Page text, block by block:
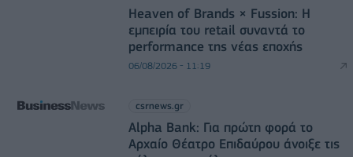
Heaven of Brands × Fussion: Η
εμπειρία του retail συναντά το
performance της νέας εποχής
06/08/2026 - 11:19
csrnews.gr
Alpha Bank: Για πρώτη φορά το
Αρχαίο Θέατρο Επιδαύρου άνοιξε τις